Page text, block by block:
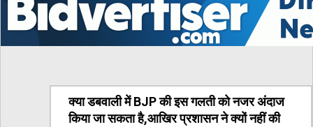
क्या डबवाली में BJP की इस गलती को नजर अंदाज
किया जा सकता है,आखिर प्रशासन ने क्यों नहीं की